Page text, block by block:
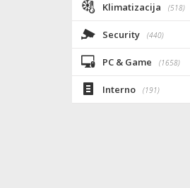
Klimatizacija (518)
Security (440)
PC & Game (1658)
Interno (191)